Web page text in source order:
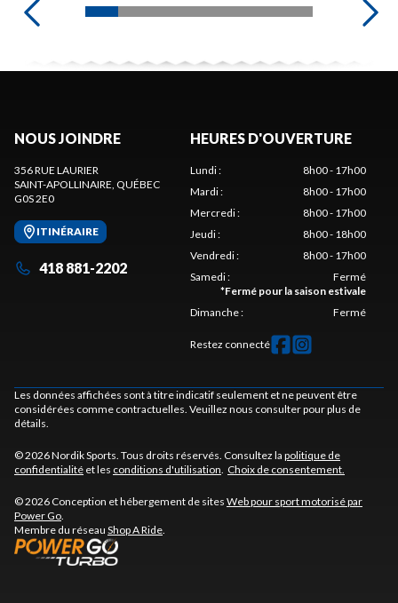
NOUS JOINDRE
356 RUE LAURIER
SAINT-APOLLINAIRE, QUÉBEC
G0S 2E0
ITINÉRAIRE
418 881-2202
HEURES D'OUVERTURE
Lundi:
8h00 - 17h00
Mardi:
8h00 - 17h00
Mercredi:
8h00 - 17h00
Jeudi:
8h00 - 18h00
Vendredi:
8h00 - 17h00
Samedi:
Fermé
*Fermé pour la saison estivale
Dimanche: Fermé
Restez connecté
Les données affichées sont à titre indicatif seulement et ne peuvent être
considérées comme contractuelles. Veuillez nous consulter pour plus de
détails.
© 2026 Nordik Sports. Tous droits réservés. Consultez la politique de
confidentialité et les conditions d'utilisation. Choix de consentement.
© 2026 Conception et hébergement de sites Web pour sport motorisé par
Power Go.
Membre du réseau Shop A Ride.